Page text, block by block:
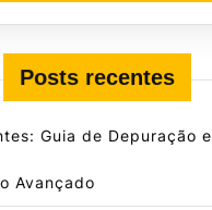
Posts recentes
Guia de Depuração e
Avançado